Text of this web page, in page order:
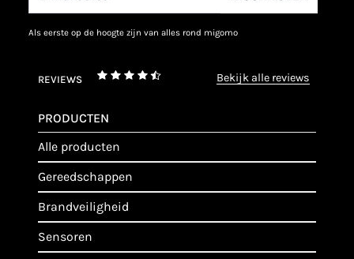
als eerste op de hoogte zijn van alles rond migomo
REVIEWS bekijk alle reviews
PRODUCTEN
alle producten
gereedschappen
brandveiligheid
sensoren